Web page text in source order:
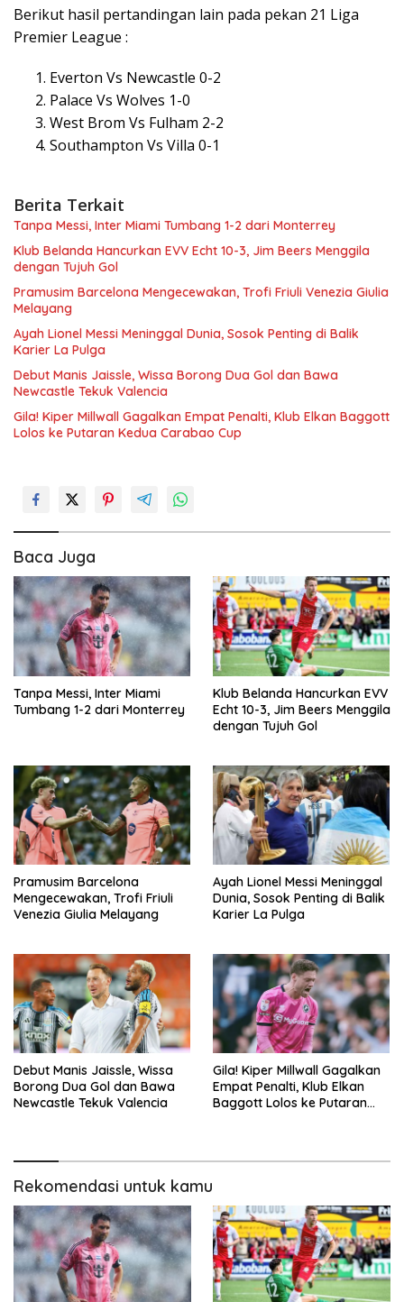
Berikut hasil pertandingan lain pada pekan 21 Liga
Premier League :
Everton Vs Newcastle 0-2
Palace Vs Wolves 1-0
West Brom Vs Fulham 2-2
Southampton Vs Villa 0-1
Berita Terkait
Tanpa Messi, Inter Miami Tumbang 1-2 dari Monterrey
Klub Belanda Hancurkan EVV Echt 10-3, Jim Beers Menggila
dengan Tujuh Gol
Pramusim Barcelona Mengecewakan, Trofi Friuli Venezia Giulia
Melayang
Ayah Lionel Messi Meninggal Dunia, Sosok Penting di Balik
Karier La Pulga
Debut Manis Jaissle, Wissa Borong Dua Gol dan Bawa
Newcastle Tekuk Valencia
Gila! Kiper Millwall Gagalkan Empat Penalti, Klub Elkan Baggott
Lolos ke Putaran Kedua Carabao Cup
Baca Juga
Tanpa Messi, Inter Miami
Tumbang 1-2 dari Monterrey
Klub Belanda Hancurkan EVV
Echt 10-3, Jim Beers Menggila
dengan Tujuh Gol
Pramusim Barcelona
Mengecewakan, Trofi Friuli
Venezia Giulia Melayang
Ayah Lionel Messi Meninggal
Dunia, Sosok Penting di Balik
Karier La Pulga
Debut Manis Jaissle, Wissa
Borong Dua Gol dan Bawa
Newcastle Tekuk Valencia
Gila! Kiper Millwall Gagalkan
Empat Penalti, Klub Elkan
Baggott Lolos ke Putaran
Rekomendasi untuk kamu